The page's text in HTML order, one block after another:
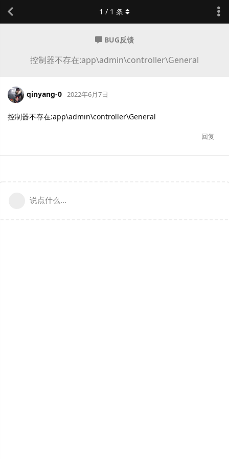
BUG反馈
控制器不存在:app\admin\controller\General
1 / 1 条
qinyang-0 2022年6月7日
控制器不存在:app\admin\controller\General
回复
说点什么...